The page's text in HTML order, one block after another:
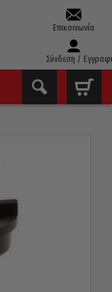
Επικοινωνία
Σύνδεση /